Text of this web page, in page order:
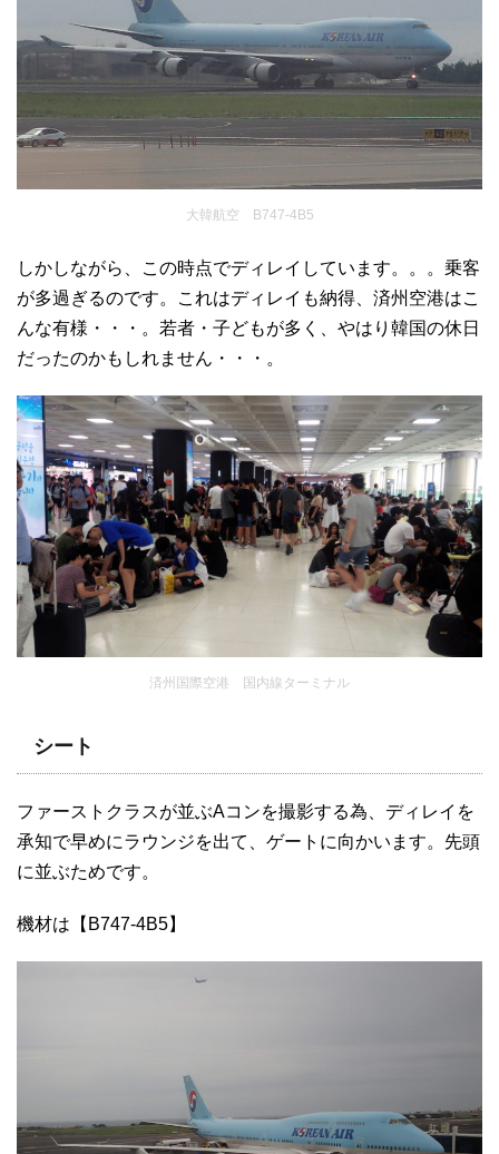
大韓航空 B747-4B5
しかしながら、この時点でディレイしています。。。乗客
が多過ぎるのです。これはディレイも納得、済州空港はこ
んな有様・・・。若者・子どもが多く、やはり韓国の休日
だったのかもしれません・・・。
済州国際空港 国内線ターミナル
シート
ファーストクラスが並ぶAコンを撮影する為、ディレイを
承知で早めにラウンジを出て、ゲートに向かいます。先頭
に並ぶためです。
機材は【B747-4B5】